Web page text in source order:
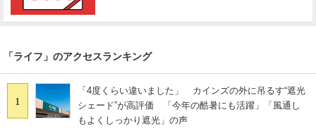
「ライフ」のアクセスランキング
1
「4度くらい違いました」 カインズの外に吊るす“遮光
シェード”が高評価 「今年の酷暑にも活躍」「風通し
もよくしっかり遮光」の声